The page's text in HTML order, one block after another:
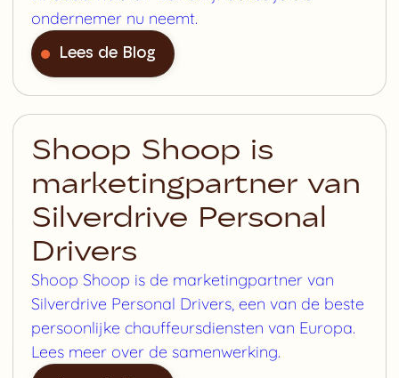
ondernemer nu neemt.
Lees de Blog
Shoop Shoop is
marketingpartner van
Silverdrive Personal
Drivers
Shoop Shoop is de marketingpartner van
Silverdrive Personal Drivers, een van de beste
persoonlijke chauffeursdiensten van Europa.
Lees meer over de samenwerking.